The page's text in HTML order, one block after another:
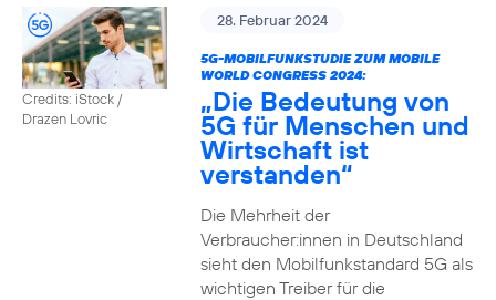
Credits: iStock /
Drazen Lovric
28. Februar 2024
5G-MOBILFUNKSTUDIE ZUM MOBILE
WORLD CONGRESS 2024:
„Die Bedeutung von
5G für Menschen und
Wirtschaft ist
verstanden“
Die Mehrheit der
Verbraucher:innen in Deutschland
sieht den Mobilfunkstandard 5G als
wichtigen Treiber für die